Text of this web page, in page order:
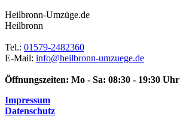
Heilbronn-Umzüge.de
Heilbronn
Tel.: 01579-2482360
E-Mail: info@heilbronn-umzuege.de
Öffnungszeiten: Mo - Sa: 08:30 - 19:30 Uhr
Impressum
Datenschutz